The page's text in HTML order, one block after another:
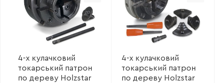
4-х кулачковий
токарський патрон
по дереву Holzstar
4-х кулачковий
токарський патрон
по дереву Holzstar